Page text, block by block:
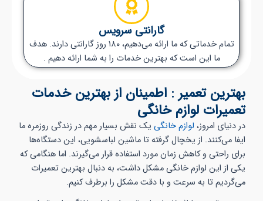
گارانتی سرویس
تمام خدماتی که ما ارائه می‌دهیم، ۱۸۰ روز گارانتی دارند. هدف
ما این است که بهترین خدمات را به شما ارائه دهیم .
بهترین تعمیر : اطمینان از بهترین خدمات
تعمیرات لوازم خانگی
در دنیای امروز، لوازم خانگی یک نقش بسیار مهم در زندگی روزمره ما
ایفا می‌کنند. از یخچال‌ گرفته تا ماشین لباسشویی، این دستگاه‌ها
برای راحتی و کاهش زمان مورد استفاده قرار می‌گیرند. اما هنگامی که
یکی از این لوازم خانگی مشکل داشت، به دنبال بهترین تعمیرات
می‌گردیم تا به سرعت و با دقت مشکل را برطرف کنیم.